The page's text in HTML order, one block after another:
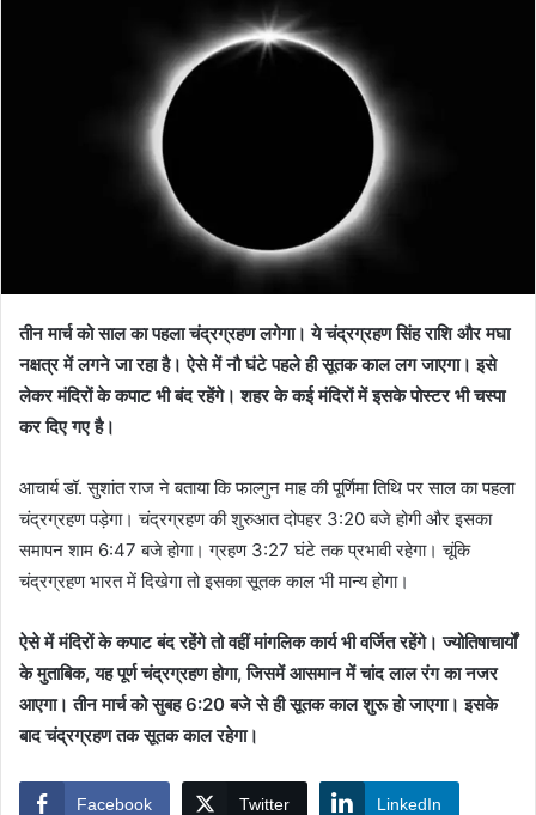
तीन मार्च को साल का पहला चंद्रग्रहण लगेगा। ये चंद्रग्रहण सिंह राशि और मघा
नक्षत्र में लगने जा रहा है। ऐसे में नौ घंटे पहले ही सूतक काल लग जाएगा। इसे
लेकर मंदिरों के कपाट भी बंद रहेंगे। शहर के कई मंदिरों में इसके पोस्टर भी चस्पा
कर दिए गए है।
आचार्य डॉ. सुशांत राज ने बताया कि फाल्गुन माह की पूर्णिमा तिथि पर साल का पहला
चंद्रग्रहण पड़ेगा। चंद्रग्रहण की शुरुआत दोपहर 3:20 बजे होगी और इसका
समापन शाम 6:47 बजे होगा। ग्रहण 3:27 घंटे तक प्रभावी रहेगा। चूंकि
चंद्रग्रहण भारत में दिखेगा तो इसका सूतक काल भी मान्य होगा।
ऐसे में मंदिरों के कपाट बंद रहेंंगे तो वहीं मांगलिक कार्य भी वर्जित रहेंगे। ज्योतिषाचार्यों
के मुताबिक, यह पूर्ण चंद्रग्रहण होगा, जिसमें आसमान में चांद लाल रंग का नजर
आएगा। तीन मार्च को सुबह 6:20 बजे से ही सूतक काल शुरू हो जाएगा। इसके
बाद चंद्रग्रहण तक सूतक काल रहेगा।
Facebook Twitter LinkedIn